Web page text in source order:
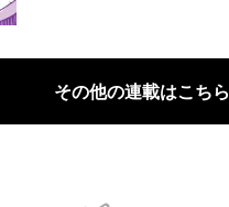
その他の連載はこちら